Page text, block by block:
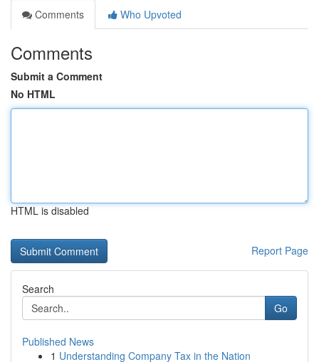
Comments
Who Upvoted
Comments
Submit a Comment
No HTML
HTML is disabled
Report Page
Search
Go
Published News
1 Understanding Company Tax in the Nation